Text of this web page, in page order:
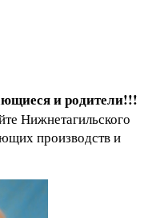
и родители!!!
Нижнетагильского
производств и